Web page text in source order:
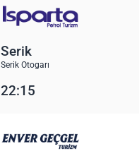
Serik
Serik Otogarı
22:15